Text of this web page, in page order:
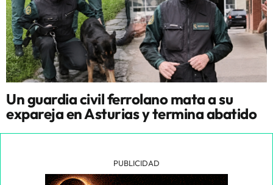
Un guardia civil ferrolano mata a su
expareja en Asturias y termina abatido
PUBLICIDAD